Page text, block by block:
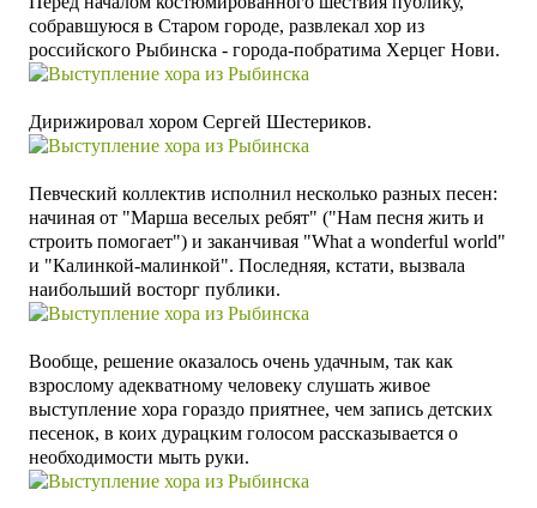
собравшуюся в Старом городе, развлекал хор из
российского Рыбинска - города-побратима Херцег Нови.
Дирижировал хором Сергей Шестериков.
Певческий коллектив исполнил несколько разных песен:
начиная от "Марша веселых ребят" ("Нам песня жить и
строить помогает") и заканчивая "What a wonderful world"
и "Калинкой-малинкой". Последняя, кстати, вызвала
наибольший восторг публики.
Вообще, решение оказалось очень удачным, так как
взрослому адекватному человеку слушать живое
выступление хора гораздо приятнее, чем запись детских
песенок, в коих дурацким голосом рассказывается о
необходимости мыть руки.